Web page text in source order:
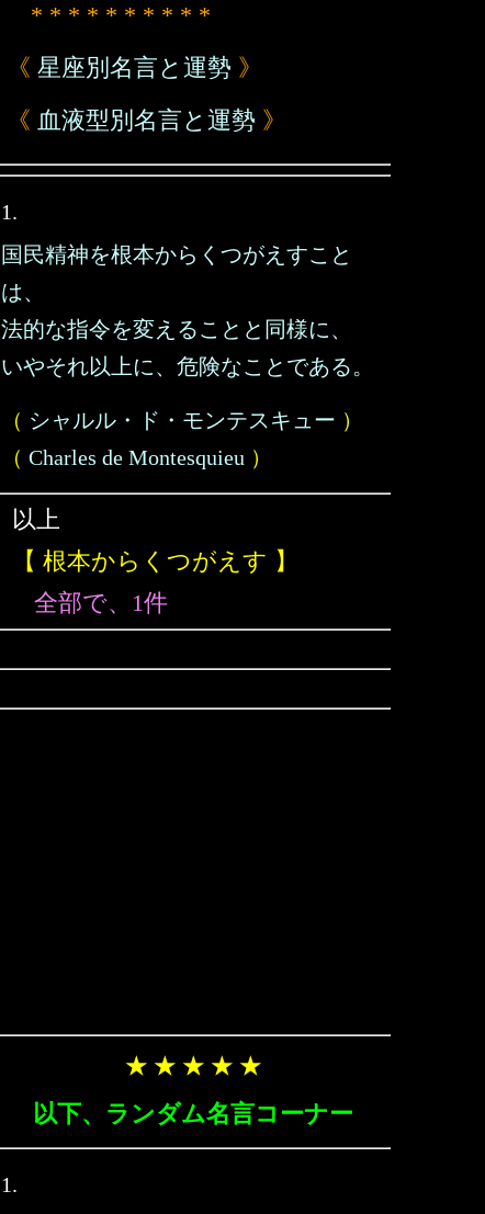
* * * * * * * * * *
《 星座別名言と運勢 》
《 血液型別名言と運勢 》
1.
国民精神を根本からくつがえすこと
は、
法的な指令を変えることと同様に、
いやそれ以上に、危険なことである。
（ シャルル・ド・モンテスキュー ）
（ Charles de Montesquieu ）
以上
【 根本からくつがえす 】
全部で、1件
★ ★ ★ ★ ★
以下、ランダム名言コーナー
1.